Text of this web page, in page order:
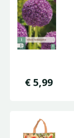
€5,99